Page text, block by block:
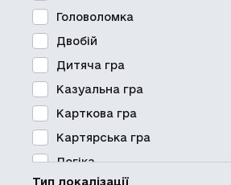
Головоломка
Двобій
Дитяча гра
Казуальна гра
Карткова гра
Картярська гра
Логіка
Тип локалізації